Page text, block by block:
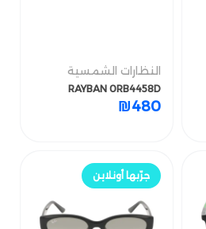
النظارات الشمسية
RAYBAN 0RB4458D
₪480
جرّبها أونلاين
النظارات الشمسية
RAYBAN 0RB4458D
₪480
جرّب أونلاين